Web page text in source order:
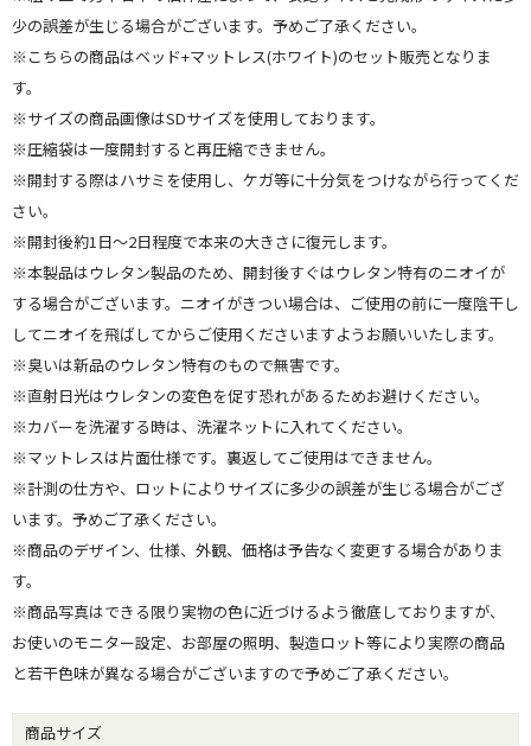
少の誤差が生じる場合がございます。予めご了承ください。
※こちらの商品はベッド+マットレス(ホワイト)のセット販売となりま
す。
※サイズの商品画像はSDサイズを使用しております。
※圧縮袋は一度開封すると再圧縮できません。
※開封する際はハサミを使用し、ケガ等に十分気をつけながら行ってくだ
さい。
※開封後約1日～2日程度で本来の大きさに復元します。
※本製品はウレタン製品のため、開封後すぐはウレタン特有のニオイが
する場合がございます。ニオイがきつい場合は、ご使用の前に一度陰干し
してニオイを飛ばしてからご使用くださいますようお願いいたします。
※臭いは新品のウレタン特有のもので無害です。
※直射日光はウレタンの変色を促す恐れがあるためお避けください。
※カバーを洗濯する時は、洗濯ネットに入れてください。
※マットレスは片面仕様です。裏返してご使用はできません。
※計測の仕方や、ロットによりサイズに多少の誤差が生じる場合がござ
います。予めご了承ください。
※商品のデザイン、仕様、外観、価格は予告なく変更する場合がありま
す。
※商品写真はできる限り実物の色に近づけるよう徹底しておりますが、
お使いのモニター設定、お部屋の照明、製造ロット等により実際の商品
と若干色味が異なる場合がございますので予めご了承ください。
商品サイズ